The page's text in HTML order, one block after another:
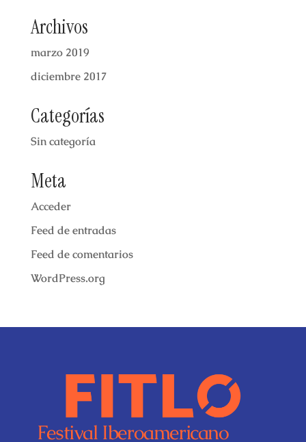
Archivos
marzo 2019
diciembre 2017
Categorías
Sin categoría
Meta
Acceder
Feed de entradas
Feed de comentarios
WordPress.org
Festival Iberoamericano